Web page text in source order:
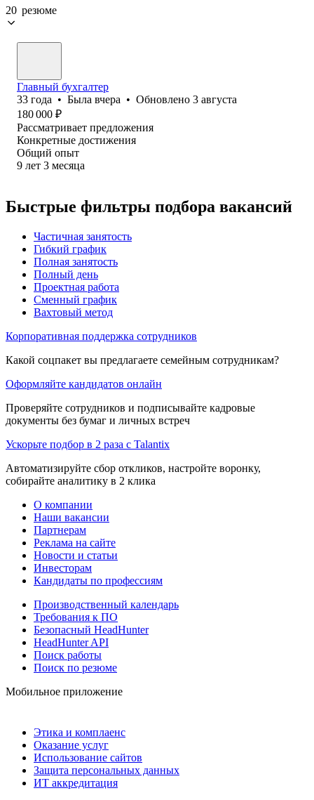
20 резюме
Главный бухгалтер
33 года • Была вчера • Обновлено 3 августа
180 000 ₽
Рассматривает предложения
Конкретные достижения
Общий опыт
9 лет 3 месяца
Быстрые фильтры подбора вакансий
Частичная занятость
Гибкий график
Полная занятость
Полный день
Проектная работа
Сменный график
Вахтовый метод
Корпоративная поддержка сотрудников
Какой соцпакет вы предлагаете семейным сотрудникам?
Оформляйте кандидатов онлайн
Проверяйте сотрудников и подписывайте кадровые
документы без бумаг и личных встреч
Ускорьте подбор в 2 раза с Talantix
Автоматизируйте сбор откликов, настройте воронку,
собирайте аналитику в 2 клика
О компании
Наши вакансии
Партнерам
Реклама на сайте
Новости и статьи
Инвесторам
Кандидаты по профессиям
Производственный календарь
Требования к ПО
Безопасный HeadHunter
HeadHunter API
Поиск работы
Поиск по резюме
Мобильное приложение
Этика и комплаенс
Оказание услуг
Использование сайтов
Защита персональных данных
ИТ аккредитация